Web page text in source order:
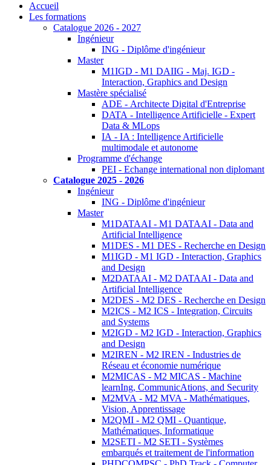
Accueil
Les formations
Catalogue 2026 - 2027
Ingénieur
ING - Diplôme d'ingénieur
Master
M1IGD - M1 DAIIG - Maj. IGD -
Interaction, Graphics and Design
Mastère spécialisé
ADE - Architecte Digital d'Entreprise
DATA - Intelligence Artificielle - Expert
Data & MLops
IA - IA : Intelligence Artificielle
multimodale et autonome
Programme d'échange
PEI - Echange international non diplomant
Catalogue 2025 - 2026
Ingénieur
ING - Diplôme d'ingénieur
Master
M1DATAAI - M1 DATAAI - Data and
Artificial Intelligence
M1DES - M1 DES - Recherche en Design
M1IGD - M1 IGD - Interaction, Graphics
and Design
M2DATAAI - M2 DATAAI - Data and
Artificial Intelligence
M2DES - M2 DES - Recherche en Design
M2ICS - M2 ICS - Integration, Circuits
and Systems
M2IGD - M2 IGD - Interaction, Graphics
and Design
M2IREN - M2 IREN - Industries de
Réseau et économie numérique
M2MICAS - M2 MICAS - Machine
learnIng, CommunicAtions, and Security
M2MVA - M2 MVA - Mathématiques,
Vision, Apprentissage
M2QMI - M2 QMI - Quantique,
Mathématiques, Informatique
M2SETI - M2 SETI - Systèmes
embarqués et traitement de l'information